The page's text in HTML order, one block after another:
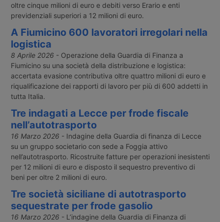
oltre cinque milioni di euro e debiti verso Erario e enti
previdenziali superiori a 12 milioni di euro.
A Fiumicino 600 lavoratori irregolari nella
logistica
8 Aprile 2026 - Operazione della Guardia di Finanza a
Fiumicino su una società della distribuzione e logistica:
accertata evasione contributiva oltre quattro milioni di euro e
riqualificazione dei rapporti di lavoro per più di 600 addetti in
tutta Italia.
Tre indagati a Lecce per frode fiscale
nell’autotrasporto
16 Marzo 2026 - Indagine della Guardia di finanza di Lecce
su un gruppo societario con sede a Foggia attivo
nell’autotrasporto. Ricostruite fatture per operazioni inesistenti
per 12 milioni di euro e disposto il sequestro preventivo di
beni per oltre 2 milioni di euro.
Tre società siciliane di autotrasporto
sequestrate per frode gasolio
16 Marzo 2026 - L’indagine della Guardia di Finanza di